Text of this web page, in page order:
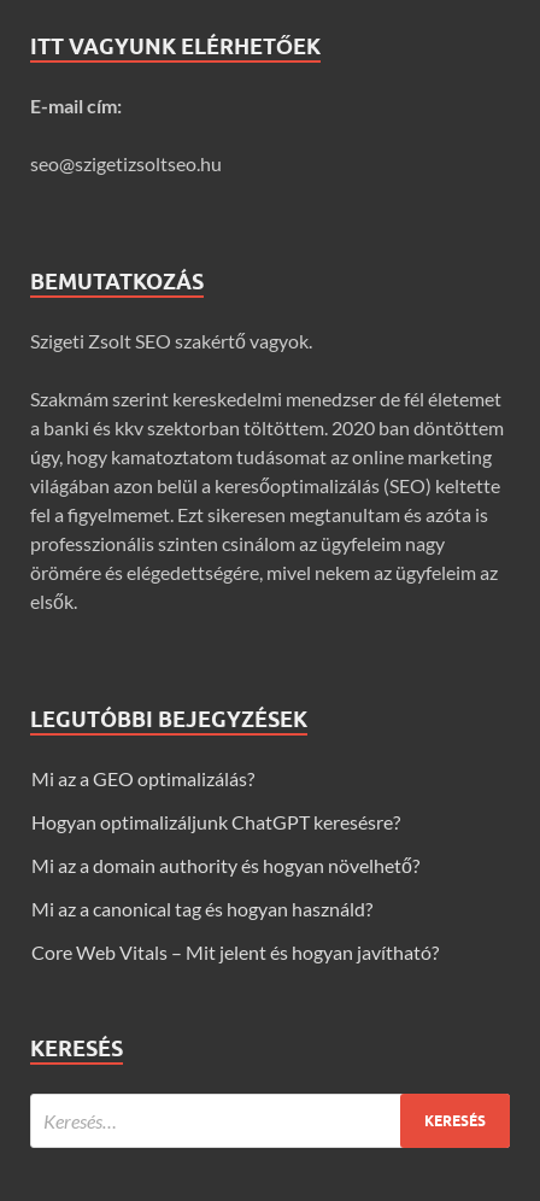
ITT VAGYUNK ELÉRHETŐEK
E-mail cím:
seo@szigetizsoltseo.hu
BEMUTATKOZÁS
Szigeti Zsolt SEO szakértő vagyok.
Szakmám szerint kereskedelmi menedzser de fél életemet
a banki és kkv szektorban töltöttem. 2020 ban döntöttem
úgy, hogy kamatoztatom tudásomat az online marketing
világában azon belül a keresőoptimalizálás (SEO) keltette
fel a figyelmemet. Ezt sikeresen megtanultam és azóta is
professzionális szinten csinálom az ügyfeleim nagy
örömére és elégedettségére, mivel nekem az ügyfeleim az
elsők.
LEGUTÓBBI BEJEGYZÉSEK
Mi az a GEO optimalizálás?
Hogyan optimalizáljunk ChatGPT keresésre?
Mi az a domain authority és hogyan növelhető?
Mi az a canonical tag és hogyan használd?
Core Web Vitals – Mit jelent és hogyan javítható?
KERESÉS